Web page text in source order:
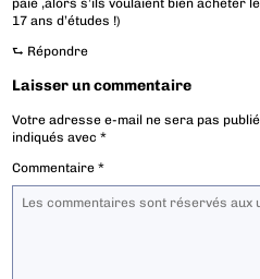
paie ,alors s’ils voulaient bien acheter
17 ans d’études !)
⮑ Répondre
Laisser un commentaire
Votre adresse e-mail ne sera pas
indiqués avec*
Commentaire*